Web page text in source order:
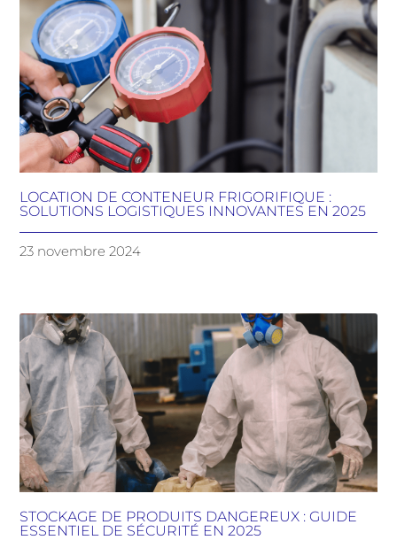
LOCATION DE CONTENEUR FRIGORIFIQUE :
SOLUTIONS LOGISTIQUES INNOVANTES EN 2025
23 novembre 2024
STOCKAGE DE PRODUITS DANGEREUX : GUIDE
ESSENTIEL DE SÉCURITÉ EN 2025